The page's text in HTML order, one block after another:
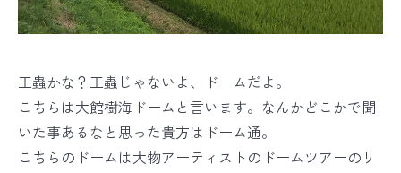
王蟲かな？王蟲じゃないよ、ドームだよ。
こちらは大館樹海ドームと言います。なんかどこかで聞
いた事あるなと思った貴方はドーム通。
こちらのドームは大物アーティストのドームツアーのリ